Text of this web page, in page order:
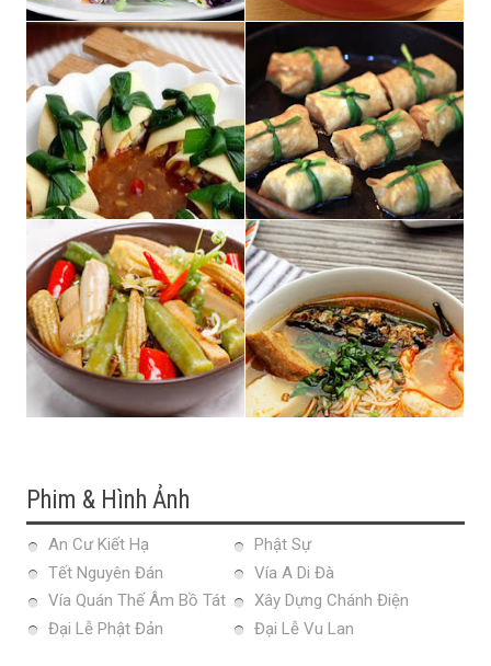
Phim & Hình Ảnh
An Cư Kiết Hạ
Phật Sự
Tết Nguyên Đán
Vía A Di Đà
Vía Quán Thế Âm Bồ Tát
Xây Dựng Chánh Điện
Đại Lễ Phật Đản
Đại Lễ Vu Lan